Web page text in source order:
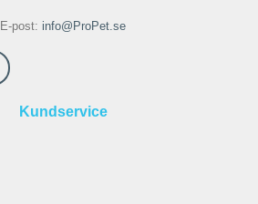
E-post: info@ProPet.se
Kundservice